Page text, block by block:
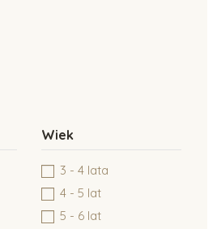
Zabawki do 6 miesiąca
Wiek
3 - 4 lata
4 - 5 lat
5 - 6 lat